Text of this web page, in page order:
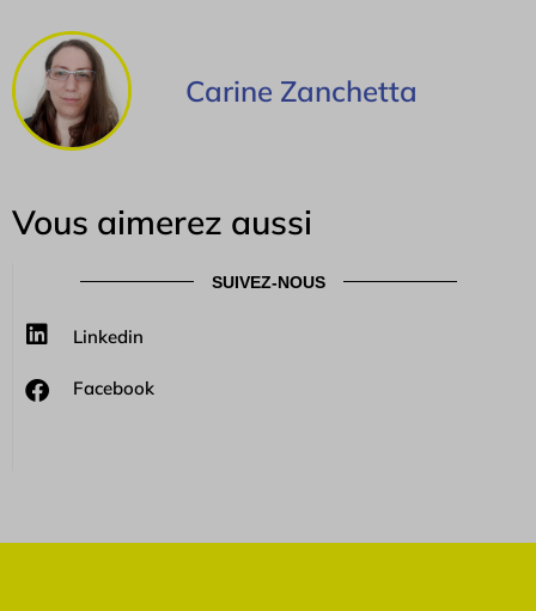
Carine Zanchetta
Vous aimerez aussi
SUIVEZ-NOUS
Linkedin
Facebook